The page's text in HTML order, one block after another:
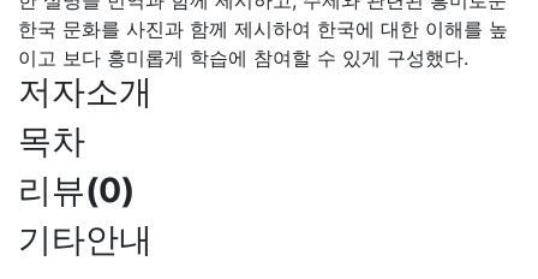
한국 문화를 사진과 함께 제시하여 한국에 대한 이해를 높
이고 보다 흥미롭게 학습에 참여할 수 있게 구성했다.
저자소개
목차
리뷰(0)
기타안내